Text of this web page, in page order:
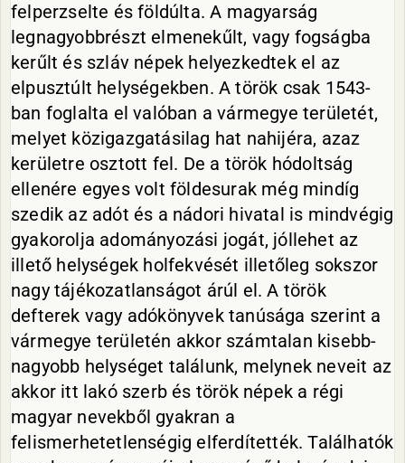
felperzselte és földúlta. A magyarság
legnagyobbrészt elmenekűlt, vagy fogságba
kerűlt és szláv népek helyezkedtek el az
elpusztúlt helységekben. A török csak 1543-
ban foglalta el valóban a vármegye területét,
melyet közigazgatásilag hat nahijéra, azaz
kerületre osztott fel. De a török hódoltság
ellenére egyes volt földesurak még mindíg
szedik az adót és a nádori hivatal is mindvégig
gyakorolja adományozási jogát, jóllehet az
illető helységek holfekvését illetőleg sokszor
nagy tájékozatlanságot árúl el. A török
defterek vagy adókönyvek tanúsága szerint a
vármegye területén akkor számtalan kisebb-
nagyobb helységet találunk, melynek neveit az
akkor itt lakó szerb és török népek a régi
magyar nevekből gyakran a
felismerhetetlenségig elferdítették. Találhatók